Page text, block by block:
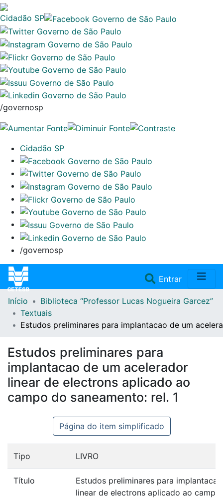
Cidadão SP
/governosp
Cidadão SP
/governosp
Entrar(current)
Home
Repositório
Doações/Aquisições
Início
Biblioteca “Professor Lucas Nogueira Garcez”
Textuais
Estudos preliminares para implantacao de um
Estudos preliminares para
implantacao de um acelerador
linear de electrons aplicado ao
campo do saneamento: rel. 1
Página do item simplificado
Tipo LIVRO
Título
Estudos preliminares para
linear de electrons aplicado ao campo